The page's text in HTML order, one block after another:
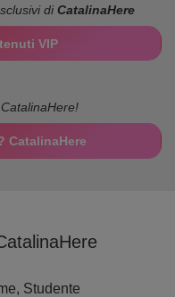
diCatalinaHere
VIP
CatalinaHere
Studente